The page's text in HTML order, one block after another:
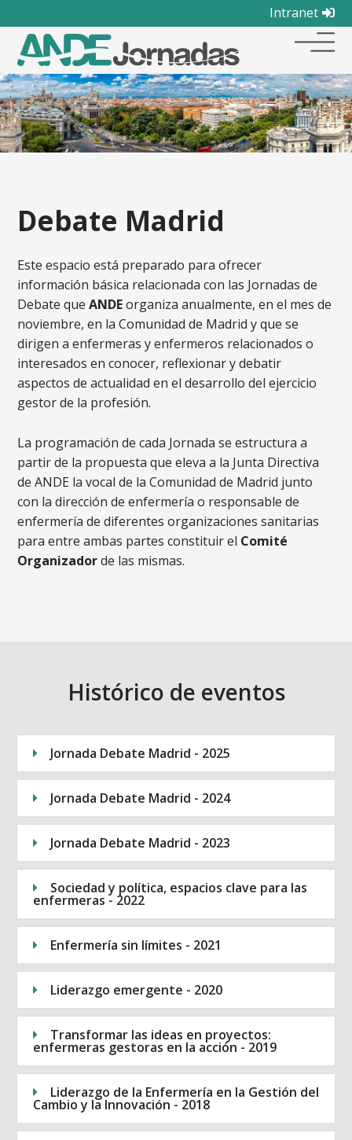
Intranet
Debate Madrid
Este espacio está preparado para ofrecer
información básica relacionada con las Jornadas de
Debate queANDEorganiza anualmente, en el mes de
noviembre, en la Comunidad de Madrid y que se
dirigen a enfermeras y enfermeros relacionados o
interesados en conocer, reflexionar y debatir
aspectos de actualidad en el desarrollo del ejercicio
gestor de la profesión.
La programación de cada Jornada se estructura a
partir de la propuesta que eleva a la Junta Directiva
de ANDE la vocal de la Comunidad de Madrid junto
con la dirección de enfermería o responsable de
enfermería de diferentes organizaciones sanitarias
para entre ambas partes constituir el Comité
Organizadorde las mismas.
Histórico de eventos
Jornada Debate Madrid - 2025
Jornada Debate Madrid - 2024
Jornada Debate Madrid - 2023
Sociedad y política, espacios clave para las
enfermeras - 2022
Enfermería sin límites - 2021
Liderazgo emergente - 2020
Transformar las ideas en proyectos:
enfermeras gestoras en la acción - 2019
Liderazgo de la Enfermería en la Gestión del
Cambio y la Innovación - 2018